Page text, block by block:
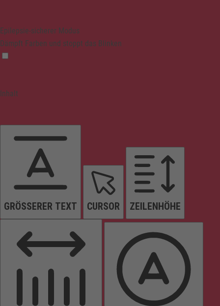
Epilepsie-sicherer Modus
Dämpft Farben und stoppt das Blinken
Inhalt
GRÖSSERER TEXT CURSOR ZEILENHÖHE